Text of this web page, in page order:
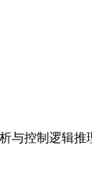
与控制逻辑推